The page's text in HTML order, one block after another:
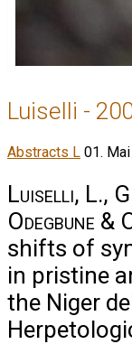
Luiselli -
Abstracts L 01.
Luiselli, L.,
Odegbune &
shifts of
in pristine
the Niger